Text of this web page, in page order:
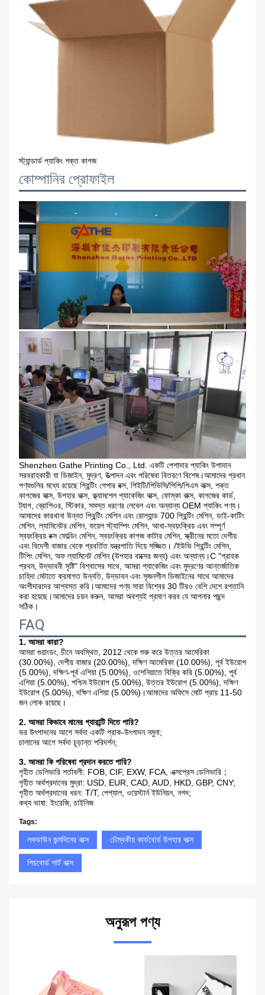
স্ট্যান্ডার্ড প্যাকিং শক্ত কাগজ
কোম্পানির প্রোফাইল
Shenzhen Gathe Printing Co., Ltd. একটি পেশাদার প্যাকিং উপাদান
সরবরাহকারী যা ডিজাইন, মুদ্রণ, উত্পাদন এবং পরিষেবা বিতরণে বিশেষ।আমাদের প্রধান
পণ্যগুলির মধ্যে রয়েছে প্রিন্টিং পেপার বক্স, পিইটি/পিভিসি/পিপি/পিএস বাক্স, শক্ত
কাগজের বাক্স, উপহার বাক্স, ক্ল্যামশেল প্যাকেজিং বাক্স, ফোস্কা বাক্স, কাগজের কার্ড,
ট্যাগ, ব্রোশিওর, স্টিকার, সমস্ত ধরণের লেবেল এবং অন্যান্য OEM প্যাকিং পণ্য।
আমাদের কারখানা উন্নত প্রিন্টিং মেশিন এবং রোল্যান্ড 700 প্রিন্টিং মেশিন, ডাই-কাটিং
মেশিন, ল্যামিনেটর মেশিন, ফয়েল স্ট্যাম্পিং মেশিন, আধা-স্বয়ংক্রিয় এবং সম্পূর্ণ
স্বয়ংক্রিয় বক্স ফোল্ডিং মেশিন, স্বয়ংক্রিয় কাগজ কাটার মেশিন, স্ক্রীনের মতো দেশীয়
এবং বিদেশী বাজার থেকে প্রবর্তিত যন্ত্রপাতি দিয়ে সজ্জিত। /ইউভি প্রিন্টিং মেশিন,
টিপিং মেশিন, অফ ল্যামিনেট মেশিন (উপহার বাক্সের জন্য) এবং অন্যান্য।C "গ্রাহক
প্রথম, উদ্ভাবনী সৃষ্টি" বিশ্বাসের সাথে, আমরা প্যাকেজিং এবং মুদ্রণের আন্তর্জাতিক
চাহিদা মেটাতে ক্রমাগত উন্নতি, উদ্ভাবন এবং সৃজনশীল ডিজাইনের সাথে আমাদের
অংশীদারদের আশ্বস্ত করি।আমাদের পণ্য সারা বিশ্বের 30 টিরও বেশি দেশে রপ্তানি
করা হয়েছে।আমাদের চয়ন করুন, আমরা অবশ্যই প্রমাণ করব যে আপনার পছন্দ
সঠিক।
FAQ
1. আমরা কারা?
আমরা গুয়াংডং, চীনে অবস্থিত, 2012 থেকে শুরু করে উত্তর আমেরিকা
(30.00%), দেশীয় বাজার (20.00%), দক্ষিণ আমেরিকা (10.00%), পূর্ব ইউরোপ
(5.00%), দক্ষিণ-পূর্ব এশিয়া (5.00%), ওশেনিয়াতে বিক্রি করি (5.00%), পূর্ব
এশিয়া (5.00%), পশ্চিম ইউরোপ (5.00%), উত্তর ইউরোপ (5.00%), দক্ষিণ
ইউরোপ (5.00%), দক্ষিণ এশিয়া (5.00%)।আমাদের অফিসে মোট প্রায় 11-50
জন লোক রয়েছে।
2. আমরা কিভাবে মানের গ্যারান্টি দিতে পারি?
ভর উৎপাদনের আগে সর্বদা একটি প্রাক-উৎপাদন নমুনা;
চালানের আগে সর্বদা চূড়ান্ত পরিদর্শন;
3. আমরা কি পরিষেবা প্রদান করতে পারি?
গৃহীত ডেলিভারি শর্তাবলী: FOB, CIF, EXW, FCA, এক্সপ্রেস ডেলিভারি；
গৃহীত অর্থপ্রদানের মুদ্রা: USD, EUR, CAD, AUD, HKD, GBP, CNY;
গৃহীত অর্থপ্রদানের ধরন: T/T, পেপ্যাল, ওয়েস্টার্ন ইউনিয়ন, নগদ;
কথ্য ভাষা: ইংরেজি, চাইনিজ
Tags:
লকডাউন জন্মদিনের বাক্স চৌম্বকীয় কার্ডবোর্ড উপহার বাক্স
পিচবোর্ড শার্ট বাক্স
অনুরূপ পণ্য